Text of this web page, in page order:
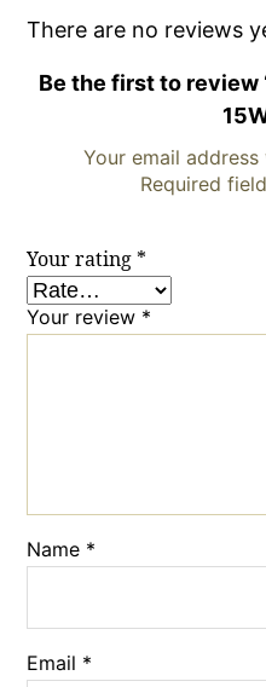
There are no reviews
Be the first to review
Your email
Required
Your rating *
Your review *
Name *
Email *